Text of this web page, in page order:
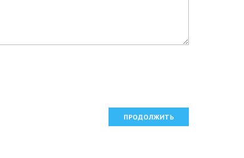
ПРОДОЛЖИТЬ